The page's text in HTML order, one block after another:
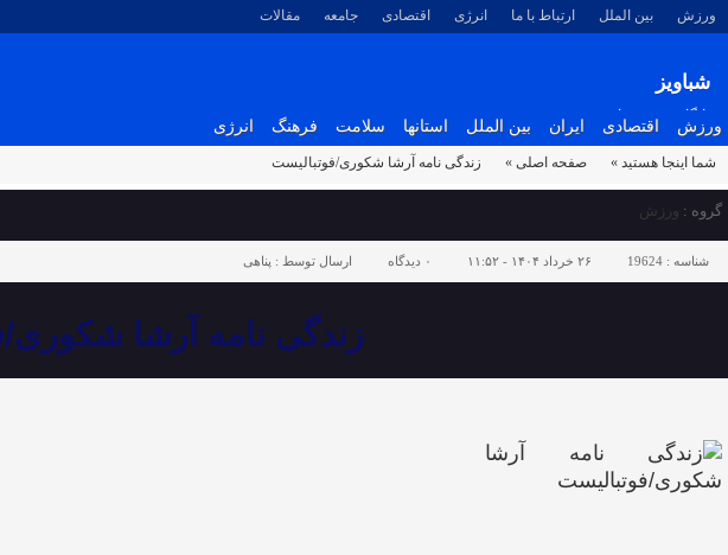
ورزش بین الملل ارتباط با ما انرژی اقتصادی جامعه مقالات
شباویز
پایگاه خبری شباویز
ورزش اقتصادی ایران بین الملل استانها سلامت فرهنگ انرژی
شما اینجا هستید » صفحه اصلی » زندگی نامه آرشا شکوری/فوتبالیست
گروه : ورزش
شناسه : 19624 ۲۶ خرداد ۱۴۰۴ - ۱۱:۵۲ ۰ دیدگاه ارسال توسط : پناهی
زندگی نامه آرشا شکوری/